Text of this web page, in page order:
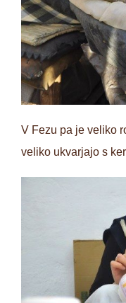
V Fezu pa je veliko
veliko ukvarjajo s